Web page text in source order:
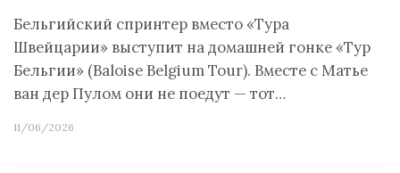
Бельгийский спринтер вместо «Тура
Швейцарии» выступит на домашней гонке «Тур
Бельгии» (Baloise Belgium Tour). Вместе с Матье
ван дер Пулом они не поедут — тот…
11/06/2026